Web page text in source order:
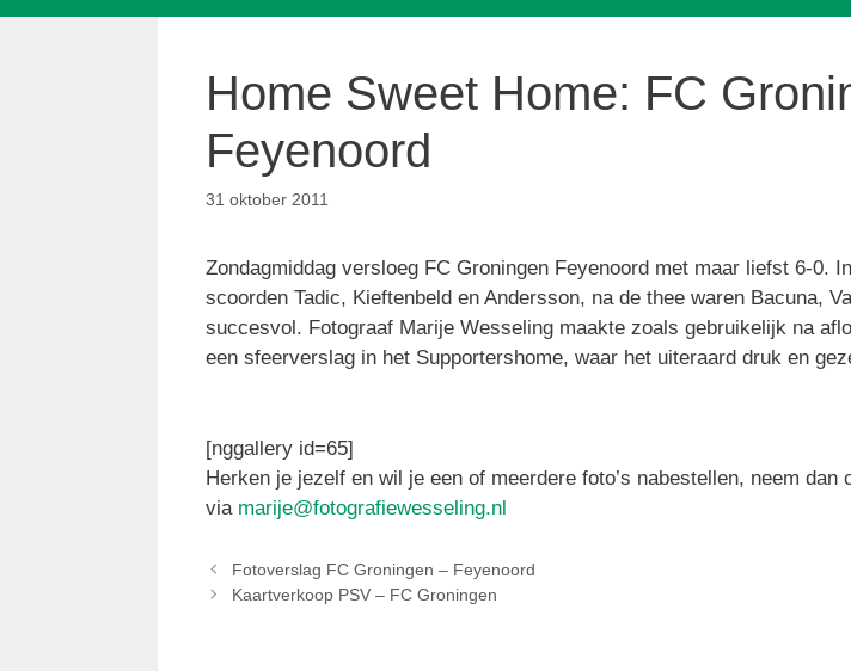
Home Sweet Home: FC
Feyenoord
31 oktober 2011
Zondagmiddag versloeg FC Groningen Feyenoord met maar liefst 6-0.
scoorden Tadic, Kieftenbeld en Andersson, na de thee waren Bacuna,
succesvol. Fotograaf Marije Wesseling maakte zoals gebruikelijk na
een sfeerverslag in het Supportershome, waar het uiteraard druk en
[nggallery id=65]
Herken je jezelf en wil je een of meerdere foto’s nabestellen, neem dan
via marije@fotografiewesseling.nl
Fotoverslag FC Groningen – Feyenoord
Kaartverkoop PSV – FC Groningen